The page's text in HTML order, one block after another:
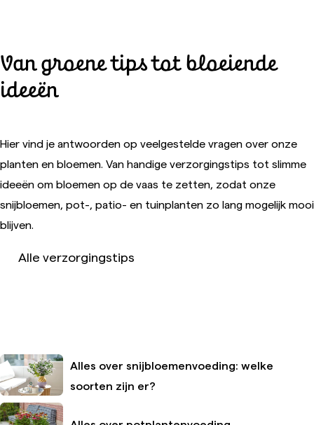
Van groene tips tot bloeiende
ideeën
Hier vind je antwoorden op veelgestelde vragen over onze
planten en bloemen. Van handige verzorgingstips tot slimme
ideeën om bloemen op de vaas te zetten, zodat onze
snijbloemen, pot-, patio- en tuinplanten zo lang mogelijk mooi
blijven.
Alle verzorgingstips
Alles over snijbloemenvoeding: welke
soorten zijn er?